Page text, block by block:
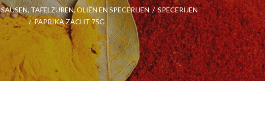
SAUSEN, TAFELZUREN, OLIËN EN SPECERIJEN / SPECERIJEN
/ PAPRIKA ZACHT 75G